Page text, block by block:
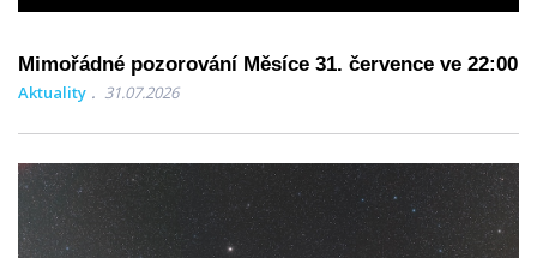
Mimořádné pozorování Měsíce 31. července ve 22:00
Aktuality 31.07.2026